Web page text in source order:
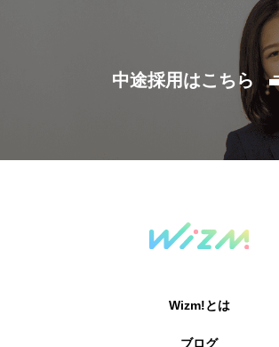
中途採用はこちら
Wizm!とは
ブログ